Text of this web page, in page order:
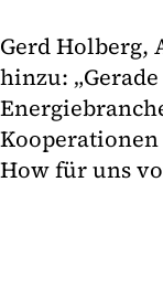
Gerd Holberg,
hinzu:
How für uns